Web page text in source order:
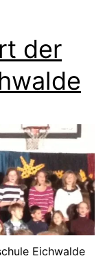
der
Eichwalde